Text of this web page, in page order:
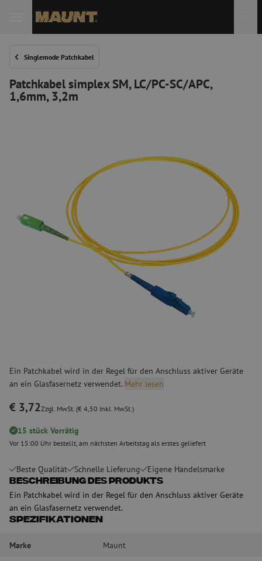
Singlemode Patchkabel
Patchkabel simplex SM, LC/PC-SC/APC,
1,6mm, 3,2m
Ein Patchkabel wird in der Regel für den Anschluss aktiver Geräte
an ein Glasfasernetz verwendet. Mehr lesen
€ 3,72Zzgl. MwSt. (€ 4,50 Inkl. MwSt.)
15 stück Vorrätig
Vor 15:00 Uhr bestellt, am nächsten Arbeitstag als erstes geliefert
Beste Qualität Schnelle Lieferung Eigene Handelsmarke
Beschreibung des Produkts
Ein Patchkabel wird in der Regel für den Anschluss aktiver Geräte
an ein Glasfasernetz verwendet.
Spezifikationen
Marke Maunt